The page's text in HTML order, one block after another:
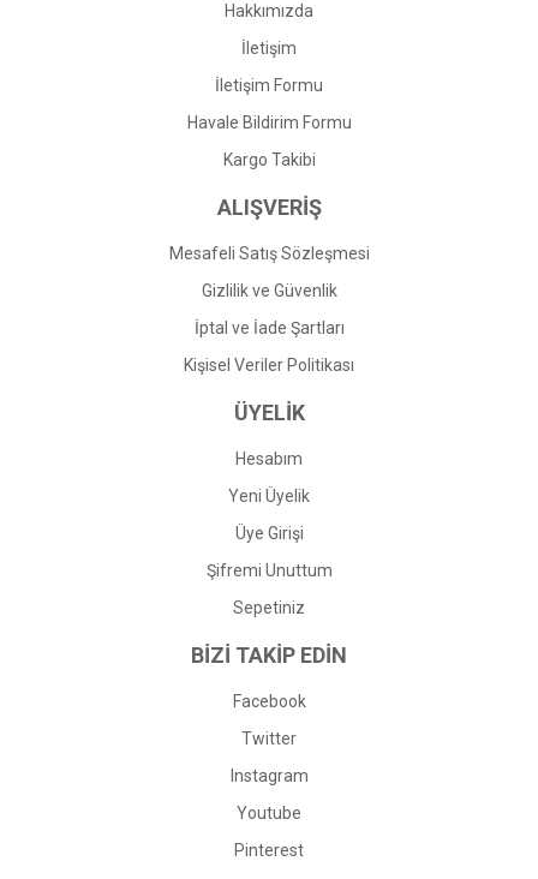
Gönder
Hakkımızda
İletişim
İletişim Formu
Havale Bildirim Formu
Kargo Takibi
ALIŞVERİŞ
Mesafeli Satış Sözleşmesi
Gizlilik ve Güvenlik
İptal ve İade Şartları
Kişisel Veriler Politikası
ÜYELİK
Hesabım
Yeni Üyelik
Üye Girişi
Şifremi Unuttum
Sepetiniz
BİZİ TAKİP EDİN
Facebook
Twitter
Instagram
Youtube
Pinterest